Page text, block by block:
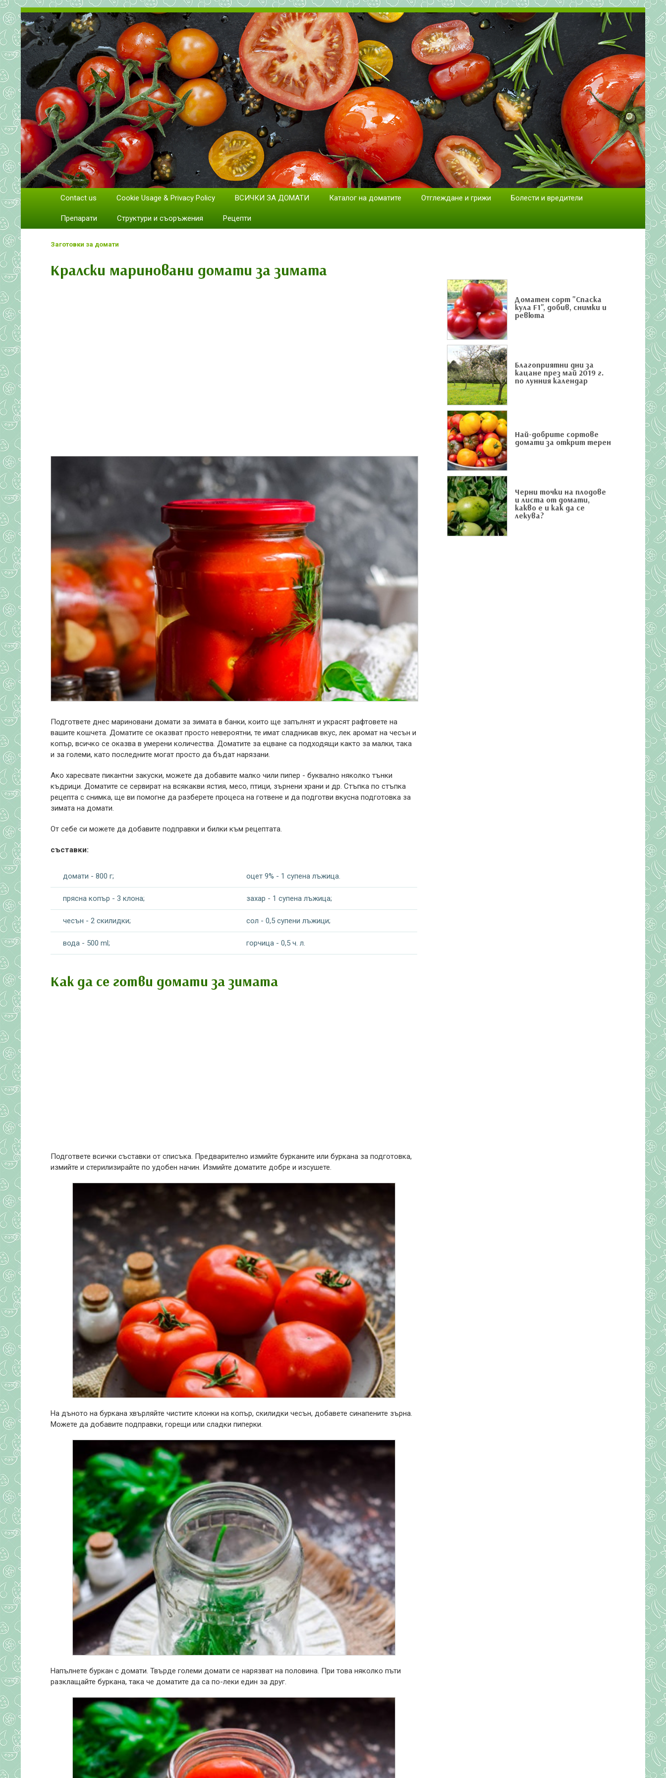
Всичко за доматите. Отглеждане на домати. Сортове и разсад.
Отглеждане и грижи за домати
Contact us Cookie Usage & Privacy Policy ВСИЧКИ ЗА ДОМАТИ Каталог на доматите Отглеждане и грижи Болести и вредители
Препарати Структури и съоръжения Рецепти
Заготовки за домати
Кралски мариновани домати за зимата
Подгответе днес мариновани домати за зимата в банки, които ще запълнят и украсят рафтовете на
вашите кошчета. Доматите се оказват просто невероятни, те имат сладникав вкус, лек аромат на чесън и
копър, всичко се оказва в умерени количества. Доматите за ецване са подходящи както за малки, така
и за големи, като последните могат просто да бъдат нарязани.
Ако харесвате пикантни закуски, можете да добавите малко чили пипер - буквално няколко тънки
къдрици. Доматите се сервират на всякакви ястия, месо, птици, зърнени храни и др. Стъпка по стъпка
рецепта с снимка, ще ви помогне да разберете процеса на готвене и да подготви вкусна подготовка за
зимата на домати.
От себе си можете да добавите подправки и билки към рецептата.
съставки:
домати - 800 г;
прясна копър - 3 клона;
чесън - 2 скилидки;
вода - 500 ml;
оцет 9% - 1 супена лъжица.
захар - 1 супена лъжица;
сол - 0,5 супени лъжици;
горчица - 0,5 ч. л.
Как да се готви домати за зимата
Подгответе всички съставки от списъка. Предварително измийте бурканите или буркана за подготовка,
измийте и стерилизирайте по удобен начин. Измийте доматите добре и изсушете.
На дъното на буркана хвърляйте чистите клонки на копър, скилидки чесън, добавете синапените зърна.
Можете да добавите подправки, горещи или сладки пиперки.
Напълнете буркан с домати. Твърде големи домати се нарязват на половина. При това няколко пъти
разклащайте буркана, така че доматите да са по-леки един за друг.
Доматен сорт "Спаска
кула F1", добив, снимки и
ревюта
Благоприятни дни за
кацане през май 2019 г.
по лунния календар
Най-добрите сортове
домати за открит терен
Черни точки на плодове
и листа от домати,
какво е и как да се
лекува?